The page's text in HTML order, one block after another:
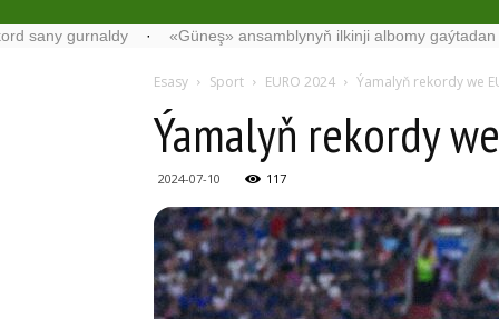
· «Güneş» ansamblynyň ilkinji albomy gaýtadan çykaryldy
Esasy Sport EURO 2024 Ýamalyň rekordy we
Ýamalyň rekordy
2024-07-10 117